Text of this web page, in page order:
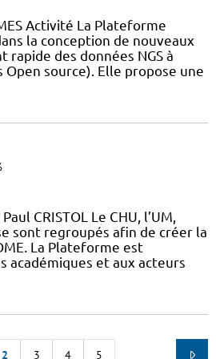
Activité La Plateforme
la conception de nouveaux
des données NGS à
source). Elle propose une
CRISTOL Le CHU, l’UM,
sont regroupés afin de créer la
La Plateforme est
académiques et aux acteurs
2 3 4 5